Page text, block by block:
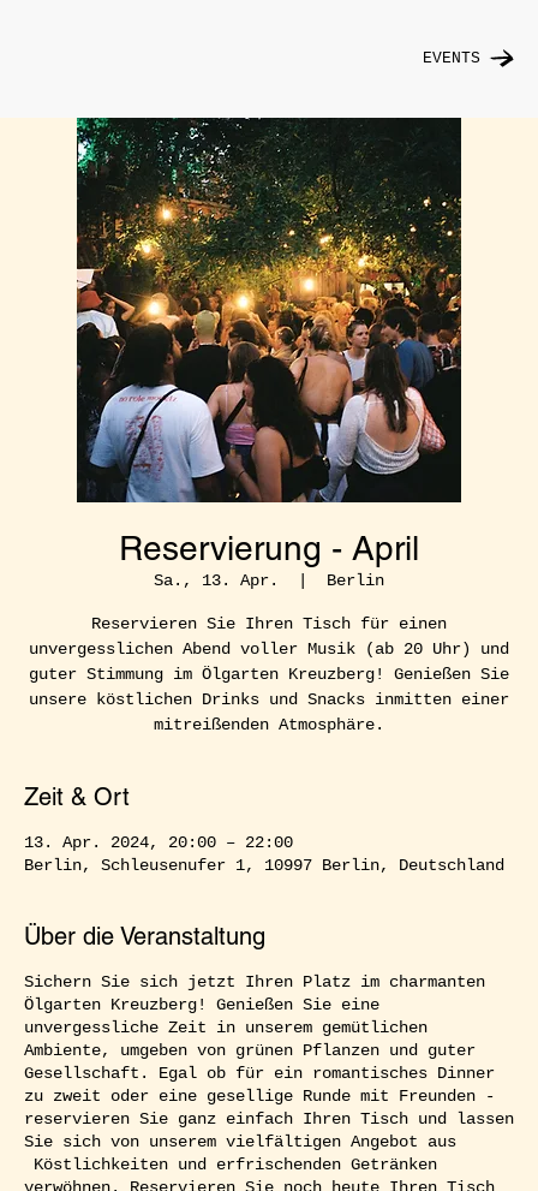
EVENTS
Reservierung - April
Sa., 13. Apr.
  |
Berlin
Reservieren Sie Ihren Tisch für einen
unvergesslichen Abend voller Musik (ab 20 Uhr) und
guter Stimmung im Ölgarten Kreuzberg! Genießen Sie
unsere köstlichen Drinks und Snacks inmitten einer
mitreißenden Atmosphäre.
Zeit & Ort
13. Apr. 2024, 20:00 – 22:00
Berlin, Schleusenufer 1, 10997 Berlin, Deutschland
Über die Veranstaltung
Sichern Sie sich jetzt Ihren Platz im charmanten
Ölgarten Kreuzberg! Genießen Sie eine
unvergessliche Zeit in unserem gemütlichen
Ambiente, umgeben von grünen Pflanzen und guter
Gesellschaft. Egal ob für ein romantisches Dinner
zu zweit oder eine gesellige Runde mit Freunden -
reservieren Sie ganz einfach Ihren Tisch und lassen
Sie sich von unserem vielfältigen Angebot aus
Köstlichkeiten und erfrischenden Getränken
verwöhnen. Reservieren Sie noch heute Ihren Tisch